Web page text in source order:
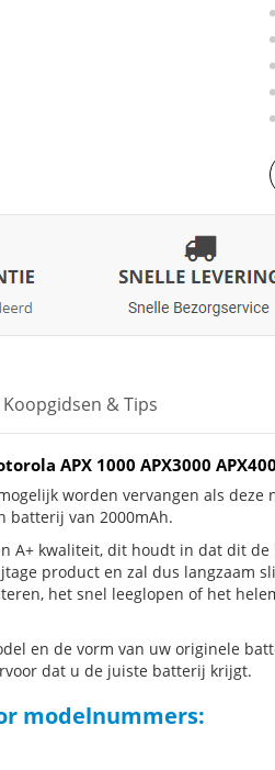
Koopgidsen & Tips
APX 1000 APX3000
worden vervangen als deze
batterij van 2000mAh.
A+ kwaliteit, dit houdt in dat dit de
product en zal dus langzaam
het snel leeglopen of het
en de vorm van uw originele
dat u de juiste batterij krijgt.
modelnummers: